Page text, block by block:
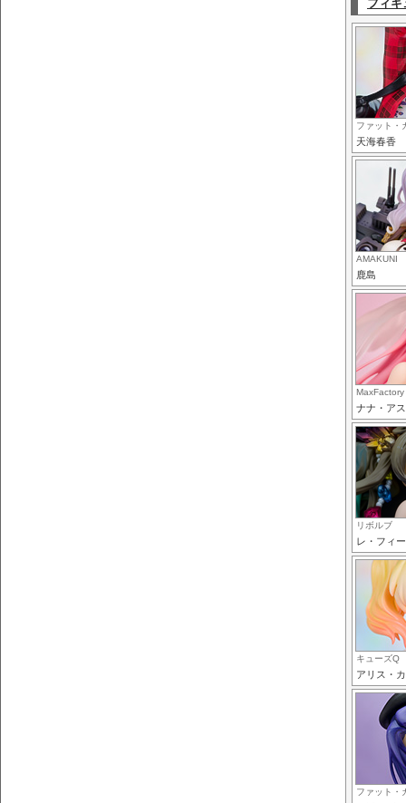
フィギ
ファット・
天海春香
AMAKUNI
鹿島
MaxFactory
ナナ・ア
リボルブ
レ・フィ
キューズQ
アリス・
ファット・